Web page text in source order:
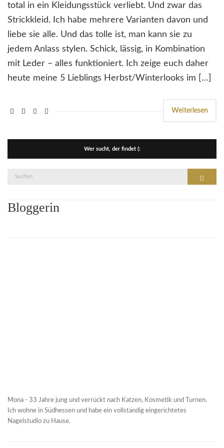
total in ein Kleidungsstück verliebt. Und zwar das
Strickkleid. Ich habe mehrere Varianten davon und
liebe sie alle. Und das tolle ist, man kann sie zu
jedem Anlass stylen. Schick, lässig, in Kombination
mit Leder – alles funktioniert. Ich zeige euch daher
heute meine 5 Lieblings Herbst/Winterlooks im […]
Weiterlesen
Wer sucht, der findet (:
Suche
Bloggerin
Mona - 33 Jahre jung und verrückt nach Katzen, Kosmetik und Turnen.
Ich wohne in Südhessen und habe ein vollständig eingerichtetes
Nagelstudio zu Hause.